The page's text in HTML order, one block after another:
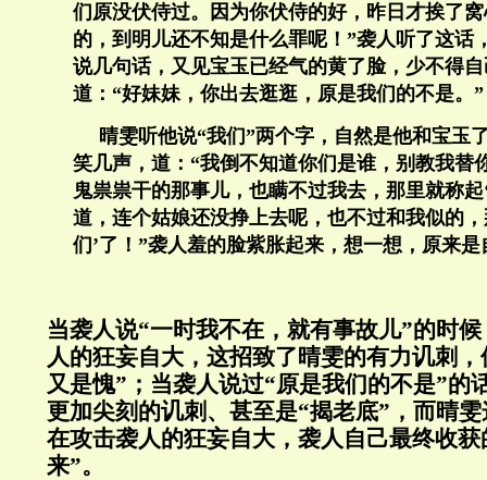
们原没伏侍过。因为你伏侍的好，昨日才挨了
的，到明儿还不知是什么罪呢！”袭人听了这话
说几句话，又见宝玉已经气的黄了脸，少不得
道：“好妹妹，你出去逛逛，原是我们的不是。”
晴雯听他说“我们”两个字，自然是他和宝玉
笑几声，道：“我倒不知道你们是谁，别教我替
鬼祟祟干的那事儿，也瞒不过我去，那里就称起
道，连个姑娘还没挣上去呢，也不过和我似的，
们’了！”袭人羞的脸紫胀起来，想一想，原来
当袭人说“一时我不在，就有事故儿”的时
人的狂妄自大，这招致了晴雯的有力讥刺
又是愧”；当袭人说过“原是我们的不是”的
更加尖刻的讥刺、甚至是“揭老底”，而晴
在攻击袭人的狂妄自大，袭人自己最终收
来”。